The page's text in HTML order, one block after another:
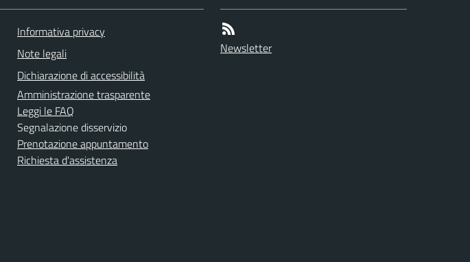
Informativa privacy
Note legali
Dichiarazione di accessibilità
Amministrazione trasparente
Leggi le FAQ
Segnalazione disservizio
Prenotazione appuntamento
Richiesta d'assistenza
Newsletter